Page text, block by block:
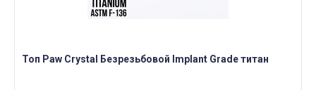
Топ Paw Crystal Безрезьбовой Implant Grade титан